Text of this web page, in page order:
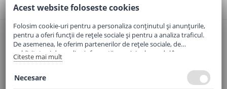
CONTACT
Email:office@elaptepraf.ro
Telefon:0745-964-449
Adresa:Sos. Borsului, Nr. 20, Oradea, Jud. Bihor
Acest website foloseste cookies
Folosim cookie-uri pentru a personaliza conținutul și anunțurile,
pentru a oferi funcții de rețele sociale și pentru a analiza traficul.
De asemenea, le oferim partenerilor de rețele sociale, de
publicitate și de analize informații cu privire la modul în care
folosiți site-ul nostru. Aceștia le pot combina cu alte informații
Citeste mai mult
Necesare